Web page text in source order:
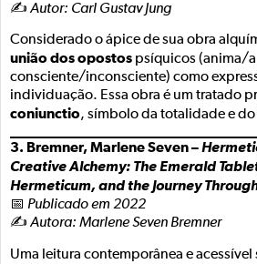
✍️ Autor: Carl Gustav Jung
Considerado o ápice de sua obra
união dos opostos psíquicos (anima/
consciente/inconsciente) como
individuação. Essa obra é um tratado
coniunctio, símbolo da totalidade e do
3. Bremner, Marlene Seven –
Creative Alchemy: The Emerald
Hermeticum, and the Journey
📅 Publicado em 2022
✍️ Autora: Marlene Seven Bremner
Uma leitura contemporânea e